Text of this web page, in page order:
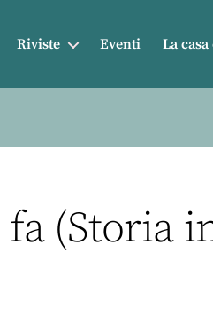
Riviste Eventi La
fa (Storia